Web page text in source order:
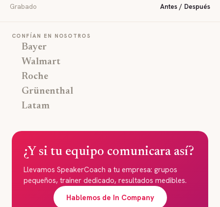
Grabado Antes / Después
CONFÍAN EN NOSOTROS
Bayer
Walmart
Roche
Grünenthal
Latam
¿Y si tu equipo comunicara así?
Llevamos SpeakerCoach a tu empresa: grupos
pequeños, trainer dedicado, resultados medibles.
Hablemos de In Company